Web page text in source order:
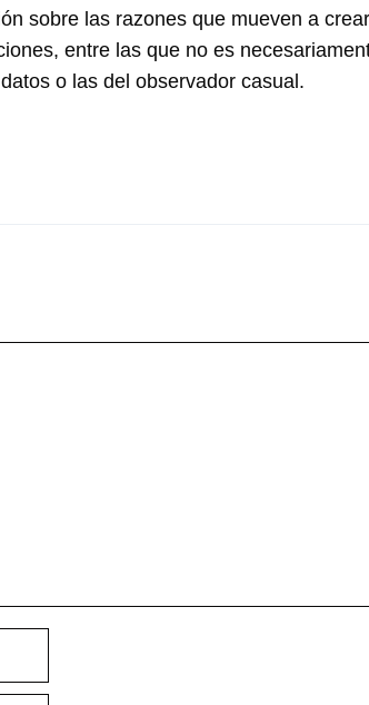
sobre las razones que mueven a
entre las que no es
o las del observador casual.